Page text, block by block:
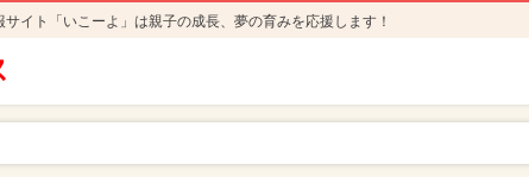
イト「いこーよ」は親子の成長、夢の育みを応援します！